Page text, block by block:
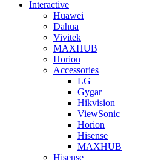
Interactive
Huawei
Dahua
Vivitek
MAXHUB
Horion
Accessories
LG
Gygar
Hikvision
ViewSonic
Horion
Hisense
MAXHUB
Hisense